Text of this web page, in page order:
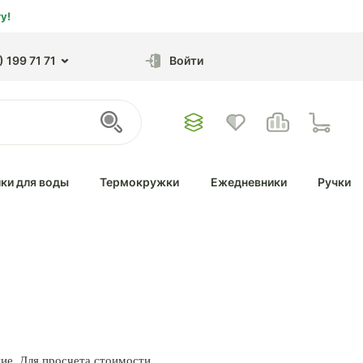
71 71 Войти
для воды Термокружки Ежедневники Ручки